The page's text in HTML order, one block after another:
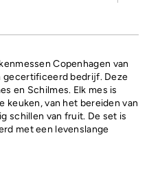
Copenhagen van
gecertificeerd bedrijf. Deze
en Schilmes. Elk mes is
keuken, van het bereiden van
schillen van fruit. De set is
met een levenslange